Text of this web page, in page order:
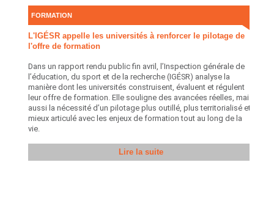
FORMATION
L'IGÉSR appelle les universités à renforcer le pilotage de
l'offre de formation
Dans un rapport rendu public fin avril, l’Inspection générale de
l’éducation, du sport et de la recherche (IGÉSR) analyse la
manière dont les universités construisent, évaluent et régulent
leur offre de formation. Elle souligne des avancées réelles, mais
aussi la nécessité d’un pilotage plus outillé, plus territorialisé et
mieux articulé avec les enjeux de formation tout au long de la
vie.
Lire la suite